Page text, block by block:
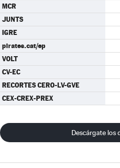
MCR
JUNTS
IGRE
pirates.cat/ep
VOLT
CV-EC
RECORTES CERO-LV-GVE
CEX-CREX-PREX
Descárgate los